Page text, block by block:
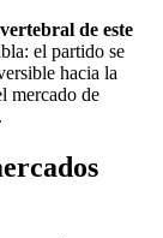
de este
el partido se
hacia la
mercado de